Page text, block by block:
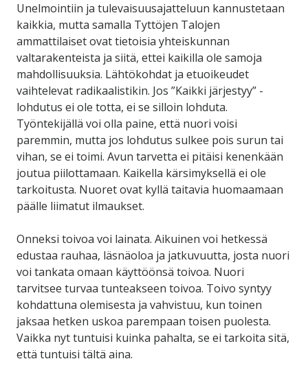
Unelmointiin ja tulevaisuusajatteluun kannustetaan
kaikkia, mutta samalla Tyttöjen Talojen
ammattilaiset ovat tietoisia yhteiskunnan
valtarakenteista ja siitä, ettei kaikilla ole samoja
mahdollisuuksia. Lähtökohdat ja etuoikeudet
vaihtelevat radikaalistikin. Jos ”Kaikki järjestyy” -
lohdutus ei ole totta, ei se silloin lohduta.
Työntekijällä voi olla paine, että nuori voisi
paremmin, mutta jos lohdutus sulkee pois surun tai
vihan, se ei toimi. Avun tarvetta ei pitäisi kenenkään
joutua piilottamaan. Kaikella kärsimyksellä ei ole
tarkoitusta. Nuoret ovat kyllä taitavia huomaamaan
päälle liimatut ilmaukset.
Onneksi toivoa voi lainata. Aikuinen voi hetkessä
edustaa rauhaa, läsnäoloa ja jatkuvuutta, josta nuori
voi tankata omaan käyttöönsä toivoa. Nuori
tarvitsee turvaa tunteakseen toivoa. Toivo syntyy
kohdattuna olemisesta ja vahvistuu, kun toinen
jaksaa hetken uskoa parempaan toisen puolesta.
Vaikka nyt tuntuisi kuinka pahalta, se ei tarkoita sitä,
että tuntuisi tältä aina.